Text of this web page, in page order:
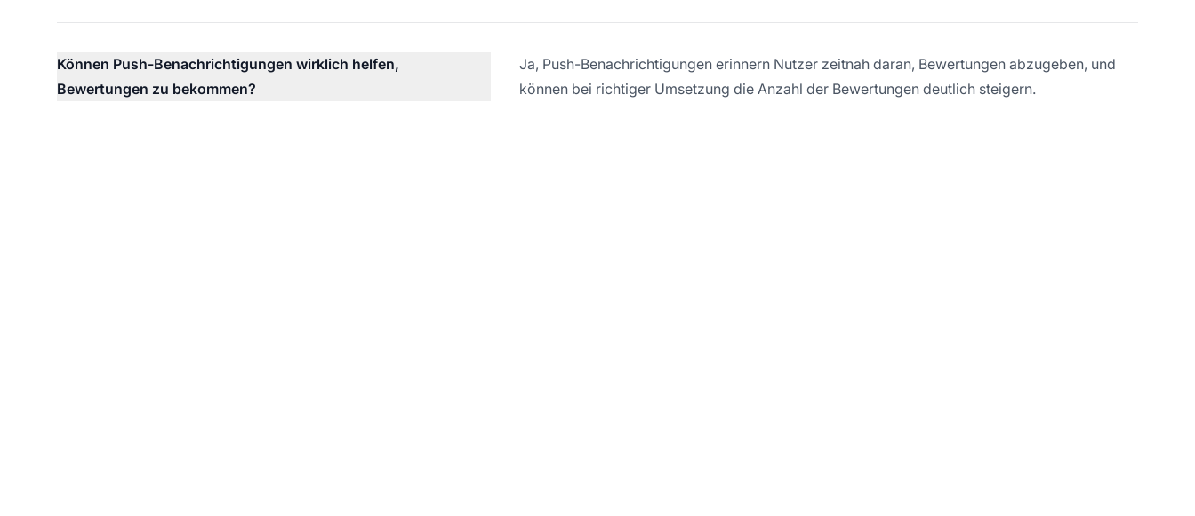
Können Push-Benachrichtigungen wirklich helfen,
Bewertungen zu bekommen?
Ja, Push-Benachrichtigungen erinnern Nutzer zeitnah daran, Bewertungen abzugeben, und
können bei richtiger Umsetzung die Anzahl der Bewertungen deutlich steigern.